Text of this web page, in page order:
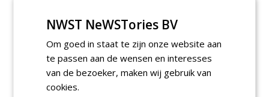
maaibestek watergangen 2026-2027 aan
vrijdag 7 augustus 2026
Gemeente Tilburg gunt raamovereenkomst
kap en herplant bomen aan J. van Esch.
vrijdag 7 augustus 2026
NWST NeWSTories BV
Om goed in staat te zijn onze website aan
te passen aan de wensen en interesses
van de bezoeker, maken wij gebruik van
cookies.